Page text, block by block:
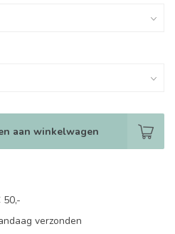
aan winkelwagen
50,-
verzonden